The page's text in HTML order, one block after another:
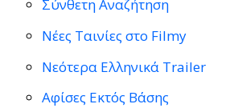
Σύνθετη Αναζήτηση
Νέες Ταινίες στο Filmy
Νεότερα Ελληνικά Trailer
Αφίσες Εκτός Βάσης